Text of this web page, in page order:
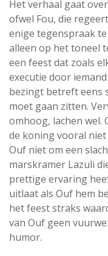
Het verhaal gaat
ofwel Fou, die
enige tegenspraak
alleen op het toneel
een feest dat zoals
executie door
bezingt betreft eens
moet gaan zitten.
omhoog, lachen wel.
de koning vooral
Ouf niet om een
marskramer Lazuli
prettige ervaring
uitlaat als Ouf hem
het feest straks
van Ouf geen
humor.